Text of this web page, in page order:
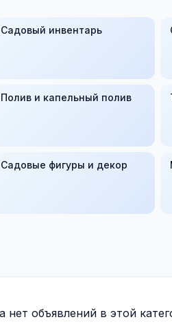
Садовый инвентарь
Полив и капельный полив
Садовые фигуры и декор
нет объявлений в этой